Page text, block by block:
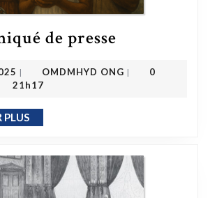
de presse
| OMDMHYD ONG |
0
21h17
PLUSEN SAVOIR PLUS